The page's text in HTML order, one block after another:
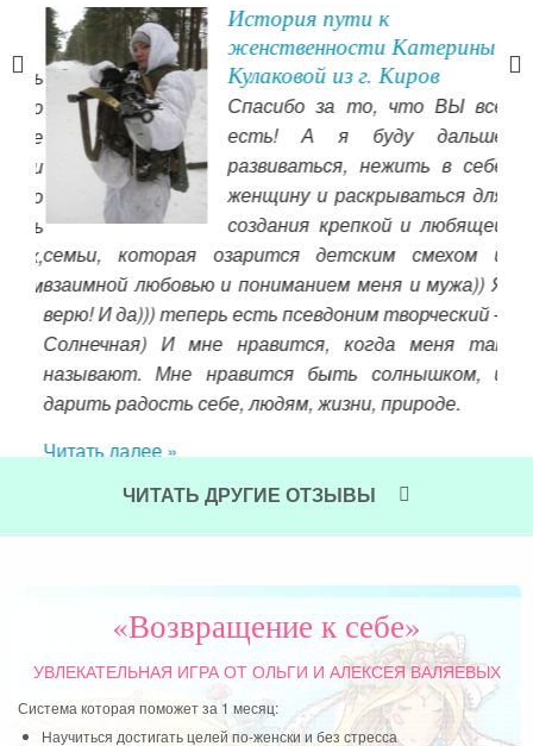
История пути к
женственности Катерины
Кулаковой из г. Киров
Спасибо за то, что ВЫ все
есть! А я буду дальше
развиваться, нежить в себе
женщину и раскрываться для
создания крепкой и любящей
семьи, которая озарится детским смехом и
взаимной любовью и пониманием меня и мужа)) Я
верю! И да))) теперь есть псевдоним творческий –
Солнечная) И мне нравится, когда меня так
называют. Мне нравится быть солнышком, и
дарить радость себе, людям, жизни, природе.
Читать далее »
ЧИТАТЬ ДРУГИЕ ОТЗЫВЫ
«Возвращение к себе»
УВЛЕКАТЕЛЬНАЯ ИГРАОТ ОЛЬГИ И АЛЕКСЕЯ ВАЛЯЕВЫХ
Система которая поможет за 1 месяц:
Научиться достигать целей по-женски и без стресса